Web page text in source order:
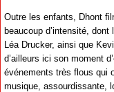
Outre les enfants, Dhont
beaucoup d’intensité,
Léa Drucker, ainsi que
d’ailleurs ici son moment
événements très flous qui
musique, assourdissante,